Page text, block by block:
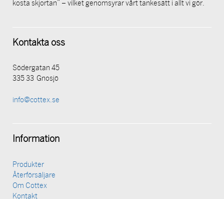
kosta skjortan” – vilket genomsyrar vårt tankesätt i allt vi gör.
Kontakta oss
Södergatan 45
335 33 Gnosjö
info@cottex.se
Information
Produkter
Återförsäljare
Om Cottex
Kontakt